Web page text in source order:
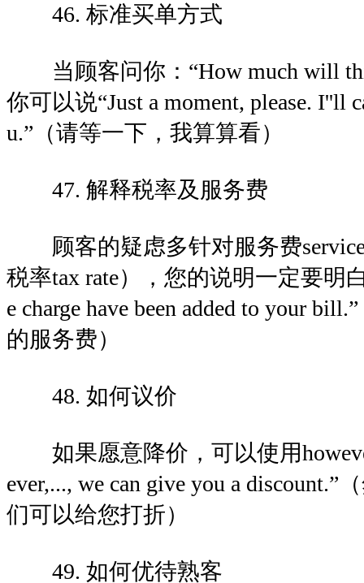
46. 标准买单方式
当顾客问你：“How much will
你可以说“Just a moment, please. I''ll
u.”（请等一下，我算算看）
47. 解释税率及服务费
顾客的疑虑多针对服务费service
税率tax rate），您的说明一定要明
e charge have been added to your
的服务费）
48. 如何议价
如果愿意降价，可以使用
ever,..., we can give you a
们可以给您打折）
49. 如何优待熟客